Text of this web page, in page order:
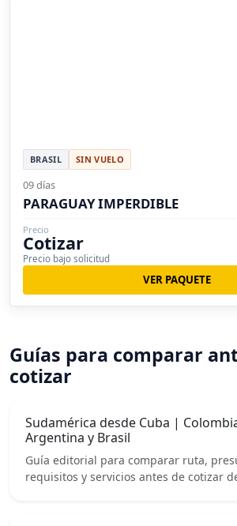
BRASIL SIN VUELO
09 días
PARAGUAY IMPERDIBLE
Precio
Cotizar
Precio bajo solicitud
VER PAQUETE
Guías para comparar
cotizar
Sudamérica desde Cuba |
Argentina y Brasil
Guía editorial para comparar ruta,
requisitos y servicios antes de cotizar